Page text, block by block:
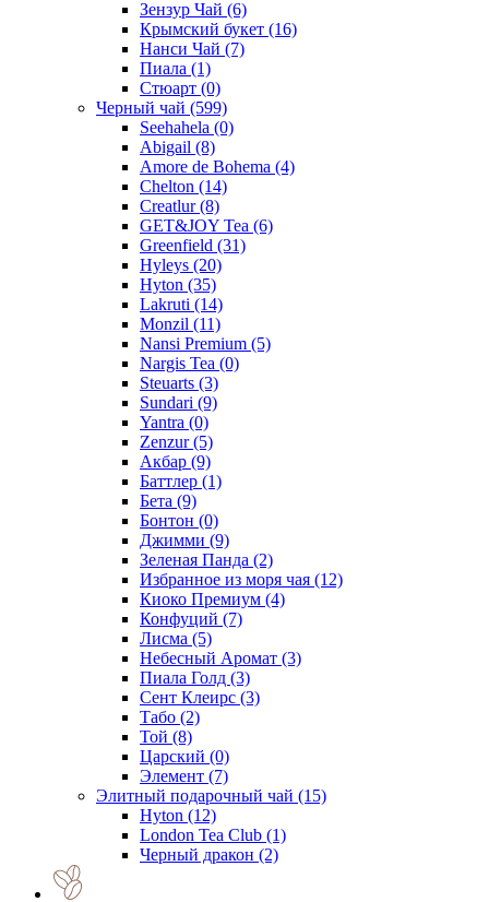
Зензур Чай (6)
Крымский букет (16)
Нанси Чай (7)
Пиала (1)
Стюарт (0)
Черный чай (599)
Seehahela (0)
Abigail (8)
Amore de Bohema (4)
Chelton (14)
Creatlur(8)
GET&JOY Tea (6)
Greenfield (31)
Hyleys (20)
Hyton (35)
Lakruti (14)
Monzil (11)
Nansi Premium (5)
Nargis Tea (0)
Steuarts (3)
Sundari (9)
Yantra (0)
Zenzur(5)
Акбар (9)
Баттлер (1)
Бета (9)
Бонтон (0)
Джимми (9)
Зеленая Панда (2)
Избранное из моря чая (12)
Киоко Премиум (4)
Конфуций (7)
Лисма (5)
Небесный Аромат (3)
Пиала Голд (3)
Сент Клеирс (3)
Табо (2)
Той (8)
Царский (0)
Элемент (7)
Элитный подарочный чай (15)
Hyton (12)
London Tea Club (1)
Черный дракон (2)